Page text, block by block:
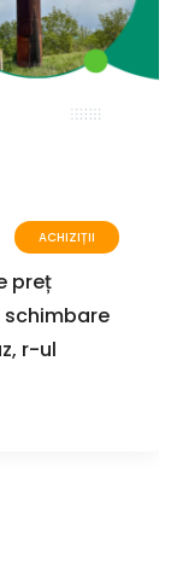
ACHIZIȚII
preț
schimbare
r-ul